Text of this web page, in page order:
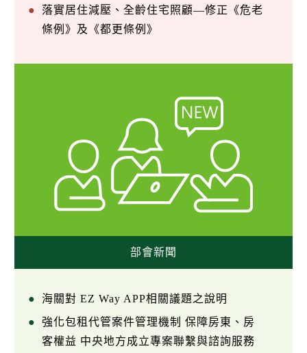
落實居住減壓、全齡住宅照顧—修正《危老
條例》及《都更條例》
部會新聞
海關對 EZ Way APP相關議題之說明
強化包租代管案件管理機制 保障房東、房
客權益 中央地方成立專案聯繫與諮詢服務